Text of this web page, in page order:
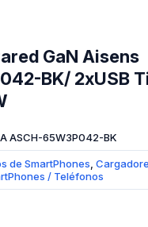
GaN Aisens
BK/ 2xUSB
ASCH-65W3P042-BK
de SmartPhones,
/ Teléfonos